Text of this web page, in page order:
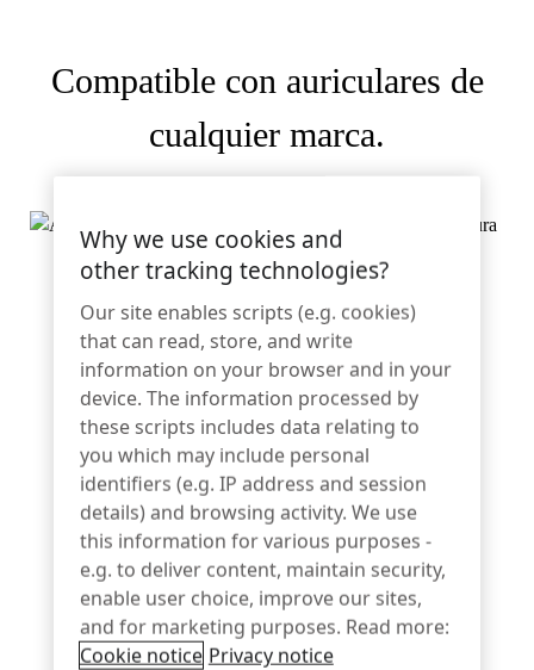
Comercio especializado
Hostelería y restauración
Fabricantes de accesorios
Banca
Educación
Soportes para tabletas
Compatible con auriculares de
cualquier marca.
Zips conectado en el lado derecho (mostrado arriba con
auriculares Bang and Olufsen con cancelación de ruido)
Why we use cookies and
other tracking technologies?
Our site enables scripts (e.g. cookies)
that can read, store, and write
information on your browser and in your
device. The information processed by
these scripts includes data relating to
you which may include personal
identifiers (e.g. IP address and session
details) and browsing activity. We use
this information for various purposes -
e.g. to deliver content, maintain security,
enable user choice, improve our sites,
and for marketing purposes. Read more:
Cookie notice Privacy notice